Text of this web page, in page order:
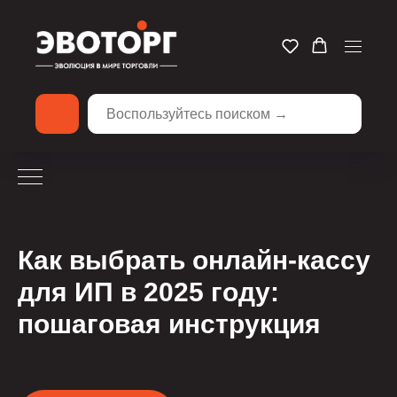
Как выбрать онлайн-кассу
для ИП в 2025 году:
пошаговая инструкция